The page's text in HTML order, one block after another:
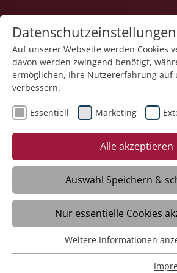
Arbeit – schön und
Was bedeutet Arbeit für
Menschen?
Soziale Berufe haben einen
Mehrwert im Leben. Im
Berufslebens reflektieren
erwerbstätige Menschen
tägliches Tun. Hiermit
Datenschutzeinstellungen
Auf unserer Webseite werden Cookies
davon werden zwingend benötigt,
ermöglichen, Ihre Nutzererfahrung auf
verbessern.
Essentiell Marketing
Alle akzeptieren
Auswahl Speichern &
Nur essentielle Cookies
Essentiell
Essentielle Cookies werden für
Weitere Informationen